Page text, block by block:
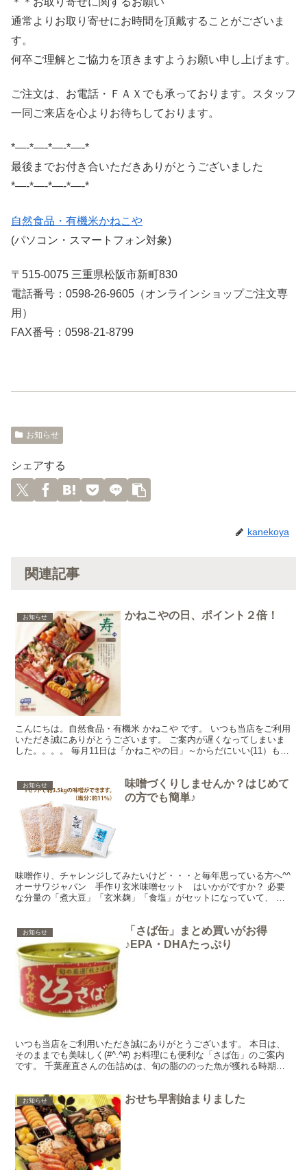
通常よりお取り寄せにお時間を頂戴することがございま
す。
何卒ご理解とご協力を頂きますようお願い申し上げます。
ご注文は、お電話・ＦＡＸでも承っております。スタッフ
一同ご来店を心よりお待ちしております。
*—-*—-*—-*—-*
最後までお付き合いただきありがとうございました
*—-*—-*—-*—-*
自然食品・有機米かねこや
(パソコン・スマートフォン対象)
〒515-0075 三重県松阪市新町830
電話番号：0598-26-9605（オンラインショップご注文専
用）
FAX番号：0598-21-8799
お知らせ
シェアする
kanekoya
関連記事
お知らせ かねこやの日、ポイント２倍！
こんにちは。自然食品・有機米 かねこや です。 いつも当店をご利用
いただき誠にありがとうございます。 ご案内が遅くなってしまいま
した。。。。 毎月11日は「かねこやの日」～からだにいい(11）もの
お知らせ
味噌づくりしませんか？はじめて
の方でも簡単♪
味噌作り、チャレンジしてみたいけど・・・と毎年思っている方へ^^
オーサワジャパン 手作り玄米味噌セット はいかがですか？ 必要
な分量の「煮大豆」「玄米麹」「食塩」がセットになっていて、 大
お知らせ
「さば缶」まとめ買いがお得
♪EPA・DHAたっぷり
いつも当店をご利用いただき誠にありがとうございます。 本日は、
そのままでも美味しく(#^.^#) お料理にも便利な「さば缶」のご案内
です。 千葉産直さんの缶詰めは、旬の脂ののった魚が獲れる時期に
お知らせ おせち早割始まりました